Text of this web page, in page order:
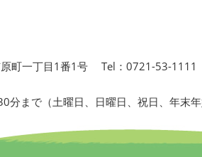
町一丁目1番1号
Tel：0721-53-1111
分まで（土曜日、日曜日、祝日、年末年